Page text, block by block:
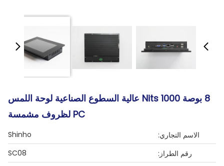
8 بوصة 1000 Nits عالية السطوع الصناعية لوحة اللمس
PC لظروف مشمسة
الاسم التجاري:
Shinho
رقم الطراز:
SC08